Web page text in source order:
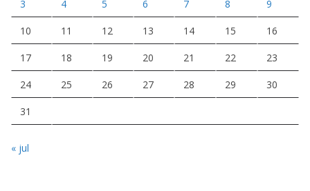
3 4 5 6 7 8 9
10 11 12 13 14 15 16
17 18 19 20 21 22 23
24 25 26 27 28 29 30
31
« jul